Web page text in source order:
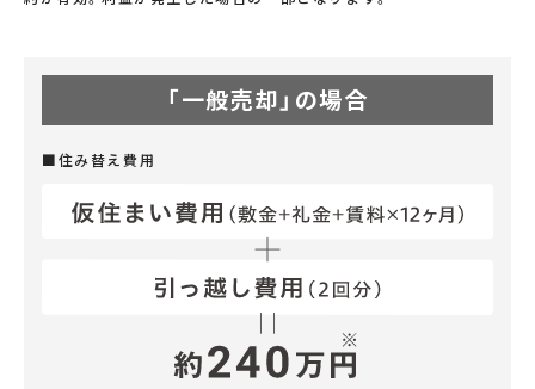
「一般売却」の場合
■住み替え費用